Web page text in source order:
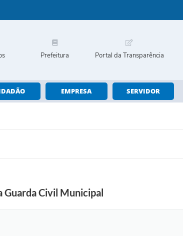
Prefeitura Portal da Transparência
EMPRESA SERVIDOR
Guarda Civil Municipal